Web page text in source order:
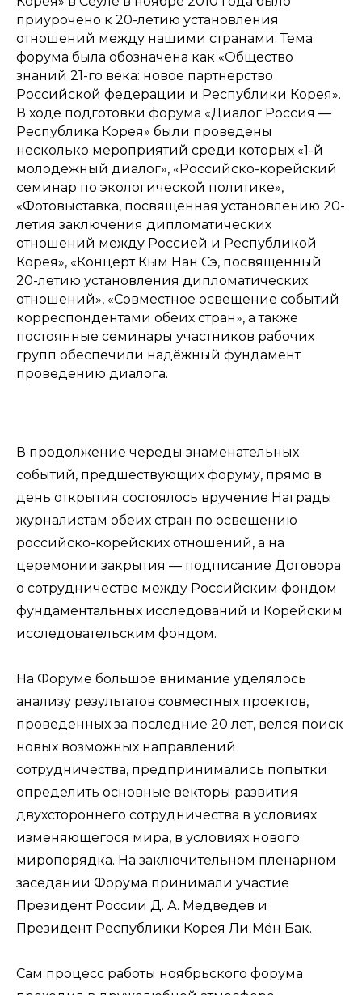
приурочено к 20-летию установления
отношений между нашими странами. Тема
форума была обозначена как «Общество
знаний 21-го века: новое партнерство
Российской федерации и Республики Корея».
В ходе подготовки форума «Диалог Россия —
Республика Корея» были проведены
несколько мероприятий среди которых «1-й
молодежный диалог», «Российско-корейский
семинар по экологической политике»,
«Фотовыставка, посвященная установлению 20-
летия заключения дипломатических
отношений между Россией и Республикой
Корея», «Концерт Кым Нан Сэ, посвященный
20-летию установления дипломатических
отношений», «Совместное освещение событий
корреспондентами обеих стран», а также
постоянные семинары участников рабочих
групп обеспечили надёжный фундамент
проведению диалога.
В продолжение череды знаменательных
событий, предшествующих форуму, прямо в
день открытия состоялось вручение Награды
журналистам обеих стран по освещению
российско-корейских отношений, а на
церемонии закрытия — подписание Договора
о сотрудничестве между Российским фондом
фундаментальных исследований и Корейским
исследовательским фондом.
На Форуме большое внимание уделялось
анализу результатов совместных проектов,
проведенных за последние 20 лет, велся поиск
новых возможных направлений
сотрудничества, предпринимались попытки
определить основные векторы развития
двухстороннего сотрудничества в условиях
изменяющегося мира, в условиях нового
миропорядка. На заключительном пленарном
заседании Форума принимали участие
Президент России Д. А. Медведев и
Президент Республики Корея Ли Мён Бак.
Сам процесс работы ноябрьского форума